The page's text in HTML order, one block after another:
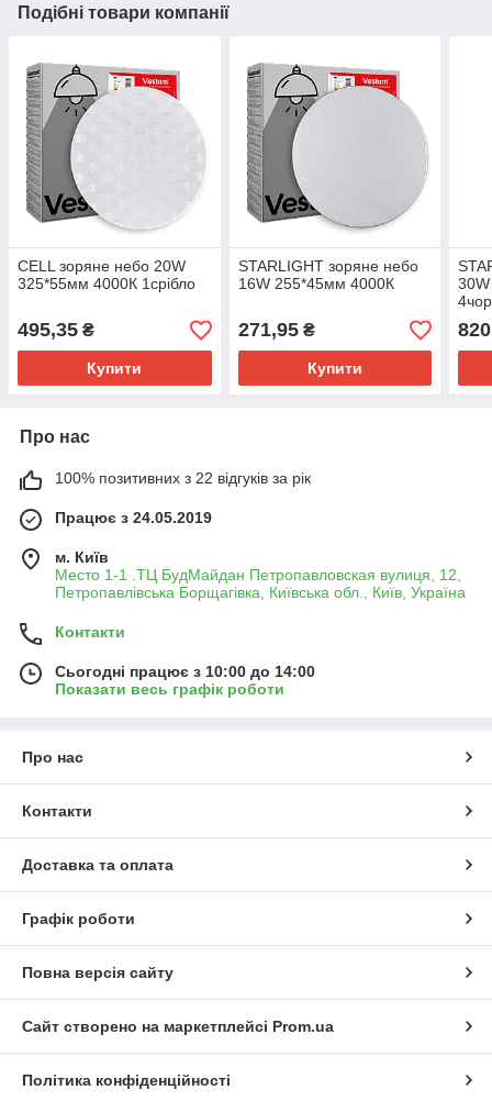
Подібні товари компанії
CELL зоряне небо 20W
325*55мм 4000К 1срібло
495,35 ₴
Купити
STARLIGHT зоряне небо
16W 255*45мм 4000К
271,95₴
Купити
Про нас
100% позитивних з 22 відгуків за рік
Працює з 24.05.2019
м. Київ
Место 1-1 .ТЦ БудМайдан Петропавловская вулиця, 12,
Петропавлівська Борщагівка, Київська обл., Київ, Україна
Контакти
Сьогодні працює з 10:00 до 14:00
Показати весь графік роботи
Про нас
Контакти
Доставка та оплата
Графік роботи
Повна версія сайту
Сайт створено на маркетплейсі Prom.ua
Політика конфіденційності